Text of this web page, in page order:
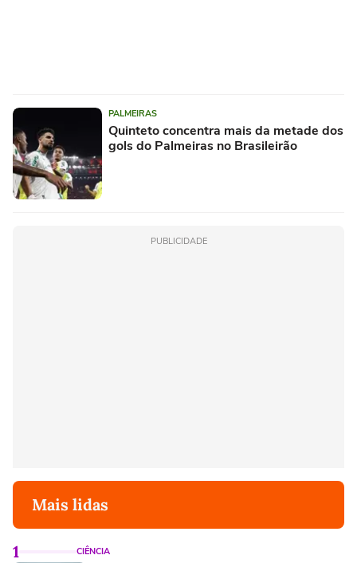
PALMEIRAS
Quinteto concentra mais da metade dos
gols do Palmeiras no Brasileirão
PUBLICIDADE
Mais lidas
1 CIÊNCIA